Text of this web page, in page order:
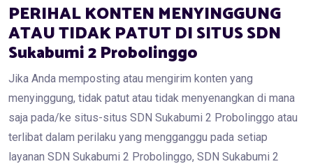
PERIHAL KONTEN MENYINGGUNG
ATAU TIDAK PATUT DI SITUS SDN
Sukabumi 2 Probolinggo
Jika Anda memposting atau mengirim konten yang
menyinggung, tidak patut atau tidak menyenangkan di mana
saja pada/ke situs-situs SDN Sukabumi 2 Probolinggo atau
terlibat dalam perilaku yang mengganggu pada setiap
layanan SDN Sukabumi 2 Probolinggo, SDN Sukabumi 2